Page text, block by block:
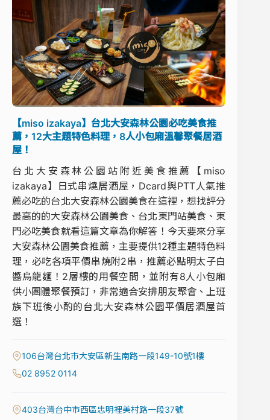
【miso izakaya】台北大安森林公園必吃美食推
薦，12大主題特色料理，8人小包廂溫馨聚餐居酒
屋！
台北大安森林公園站附近美食推薦【miso
izakaya】日式串燒居酒屋，Dcard與PTT人氣推
薦必吃的台北大安森林公園美食在這裡，想找評分
最高的的大安森林公園美食、台北東門站美食、東
門必吃美食就看這篇文章為你解答！今天要來分享
大安森林公園美食推薦，主要提供12種主題特色料
理，必吃各項平價串燒附2串，推薦必點明太子白
醬烏龍麵！2層樓的用餐空間，並附有8人小包廂
供小團體聚餐預訂，非常適合安排朋友聚會、上班
族下班後小酌的台北大安森林公園平價居酒屋首
選！
106台灣台北市大安區新生南路一段149-10號1樓
02 8952 0114
403台灣台中市西區忠明裡美村路一段37號